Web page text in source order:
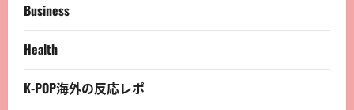
Business
Health
K-POP海外の反応レポ